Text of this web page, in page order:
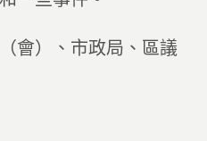
會）、市政局、區議